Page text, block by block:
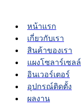
หน้าแรก
เกี่ยวกับเรา
สินค้าของเรา
แผงโซลาร์เซลล์
อินเวอร์เตอร์
อุปกรณ์ติดตั้ง
ผลงาน